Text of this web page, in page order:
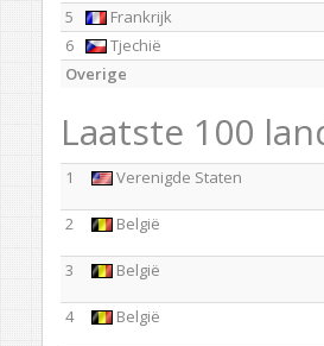
5
Frankrijk
6
Tjechië
Overige
Laatste 100
1 Verenigde Staten
2
België
3
België
4
België